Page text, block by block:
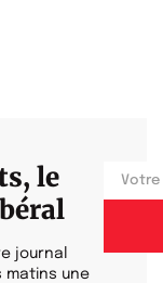
le
journal
matins une